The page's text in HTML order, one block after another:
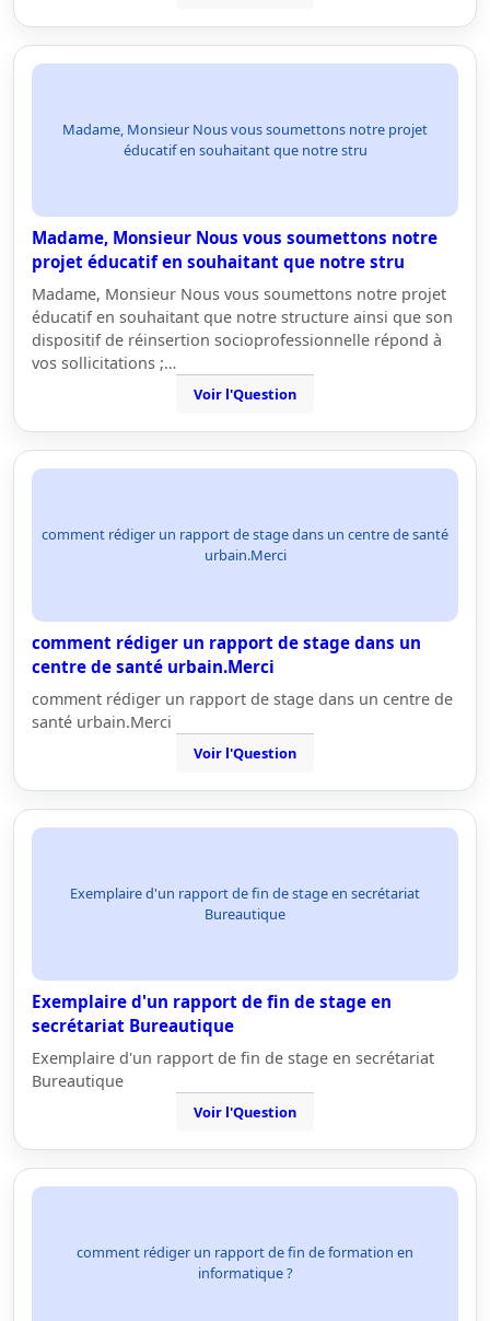
Madame, Monsieur Nous vous soumettons notre projet
éducatif en souhaitant que notre stru
Madame, Monsieur Nous vous soumettons notre
projet éducatif en souhaitant que notre stru
Madame, Monsieur Nous vous soumettons notre projet
éducatif en souhaitant que notre structure ainsi que son
dispositif de réinsertion socioprofessionnelle répond à
vos sollicitations ;…
Voir l'Question
comment rédiger un rapport de stage dans un centre de santé
urbain.Merci
comment rédiger un rapport de stage dans un
centre de santé urbain.Merci
comment rédiger un rapport de stage dans un centre de
santé urbain.Merci
Voir l'Question
Exemplaire d'un rapport de fin de stage en secrétariat
Bureautique
Exemplaire d'un rapport de fin de stage en
secrétariat Bureautique
Exemplaire d'un rapport de fin de stage en secrétariat
Bureautique
Voir l'Question
comment rédiger un rapport de fin de formation en
informatique ?